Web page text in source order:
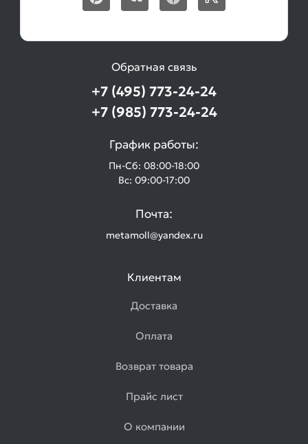
Обратная связь
+7 (495) 773-24-24
+7 (985) 773-24-24
График работы:
Пн-Сб: 08:00-18:00
Вс: 09:00-17:00
Почта:
metamoll@yandex.ru
Клиентам
Доставка
Оплата
Возврат товара
Прайс лист
О компании